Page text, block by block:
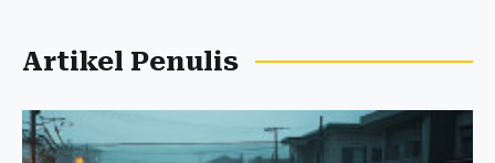
Artikel Penulis